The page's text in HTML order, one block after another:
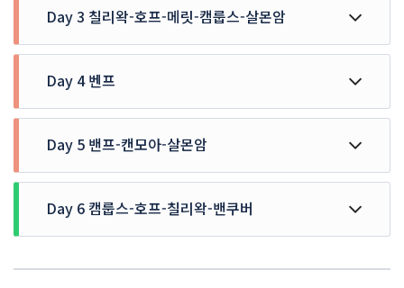
페리 탑승 : Tsawwassen 터미널 출발 Swartz Bay 터미널
▶북아메리카의 서해안에서 가장 큰 섬, 밴쿠버 섬 도착 및
관광
- 이너하버 전망의 영국풍 럭셔리 호텔, 빅토리아 엠프레스
호텔 관광
- 밴쿠버 섬의 보석, 빅토리아 이너하버(항구) 관광
★선택관광: 부차드 가든
"October 1–31
Adult (18+) $34.45 Youth (13–17) $17.23 Child (5–12)
Day 3 칠리왁-호프-메릿-캠룹스-살몬암
▶ UNESCO 지정 세계문화유산인 록키산맥을 향해 출발
유
- 예전 희망의 도시이자 Gold Rush의 거점 도시 호프 경유
- 컨츄리 음악의 향기를 느낄 수 있는 사막지역 메릿 경유
- 목재의 도시이자 내륙 교통의 중심지 캠룹스 경유
HOTEL : Comfort Inn & Suites (Salmon Arm) 또는 동
급
Day 4 벤프
▶ 세계 10대 절경 중 하나인 레이크 루이스 호수 관광
★선택관광: 록키 헬기투어 (C$190 세금포함가)
▶ 밴프 시내 관광 및 호텔 휴식
HOTEL : Banff Elk + Avenue Hotel 또는 동급
중: 자유식(불포함)
Day 5 밴프-캔모아-살몬암
▶ 록키 최고의 아름다움을 자랑하는 밴프 국립공원 도착
♣장수마을로 알려진 캔모어에서 알버타주 유명 특산품점 방
Day 6 캠룹스-호프-칠리왁-밴쿠버
- 목재의 도시이자 내륙 교통의 중심지 캠룹스 경유